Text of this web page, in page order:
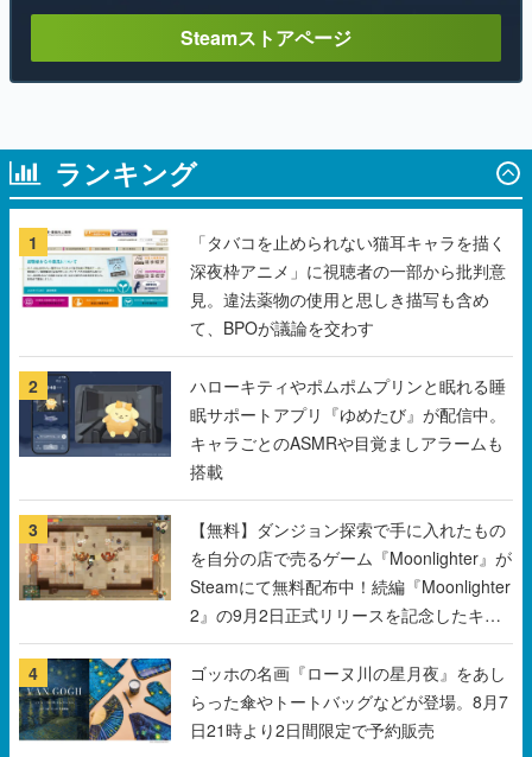
Steamストアページ
ランキング
1
「タバコを止められない猫耳キャラを描く
深夜枠アニメ」に視聴者の一部から批判意
見。違法薬物の使用と思しき描写も含め
て、BPOが議論を交わす
2
ハローキティやポムポムプリンと眠れる睡
眠サポートアプリ『ゆめたび』が配信中。
キャラごとのASMRや目覚ましアラームも
搭載
3
【無料】ダンジョン探索で手に入れたもの
を自分の店で売るゲーム『Moonlighter』が
Steamにて無料配布中！続編『Moonlighter
2』の9月2日正式リリースを記念したキャ
ンペーン
4
ゴッホの名画『ローヌ川の星月夜』をあし
らった傘やトートバッグなどが登場。8月7
日21時より2日間限定で予約販売